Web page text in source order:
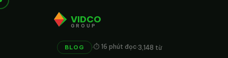
VIDCO
GROUP
BLOG ·⏱ 16 phút đọc·3,148 từ